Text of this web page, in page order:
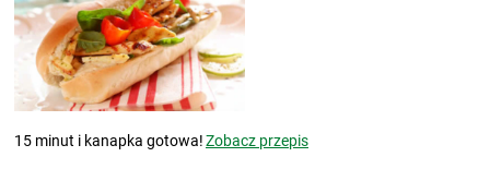
15 minut i kanapka gotowa!Zobacz przepis